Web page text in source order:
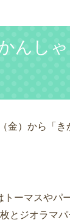
んし
金）から「
ーマスやパ
とジオラマ